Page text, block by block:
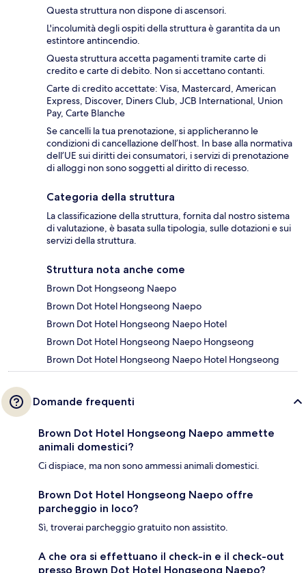
Questa struttura non dispone di ascensori.
L'incolumità degli ospiti della struttura è garantita da un
estintore antincendio.
Questa struttura accetta pagamenti tramite carte di
credito e carte di debito. Non si accettano contanti.
Carte di credito accettate: Visa, Mastercard, American
Express, Discover, Diners Club, JCB International, Union
Pay, Carte Blanche
Se cancelli la tua prenotazione, si applicheranno le
condizioni di cancellazione dell’host. In base alla normativa
dell’UE sui diritti dei consumatori, i servizi di prenotazione
di alloggi non sono soggetti al diritto di recesso.
Categoria della struttura
La classificazione della struttura, fornita dal nostro sistema
di valutazione, è basata sulla tipologia, sulle dotazioni e sui
servizi della struttura.
Struttura nota anche come
Brown Dot Hongseong Naepo
Brown Dot Hotel Hongseong Naepo
Brown Dot Hotel Hongseong Naepo Hotel
Brown Dot Hotel Hongseong Naepo Hongseong
Brown Dot Hotel Hongseong Naepo Hotel Hongseong
Domande frequenti
Brown Dot Hotel Hongseong Naepo ammette
animali domestici?
Ci dispiace, ma non sono ammessi animali domestici.
Brown Dot Hotel Hongseong Naepo offre
parcheggio in loco?
Sì, troverai parcheggio gratuito non assistito.
A che ora si effettuano il check-in e il check-out
presso Brown Dot Hotel Hongseong Naepo?